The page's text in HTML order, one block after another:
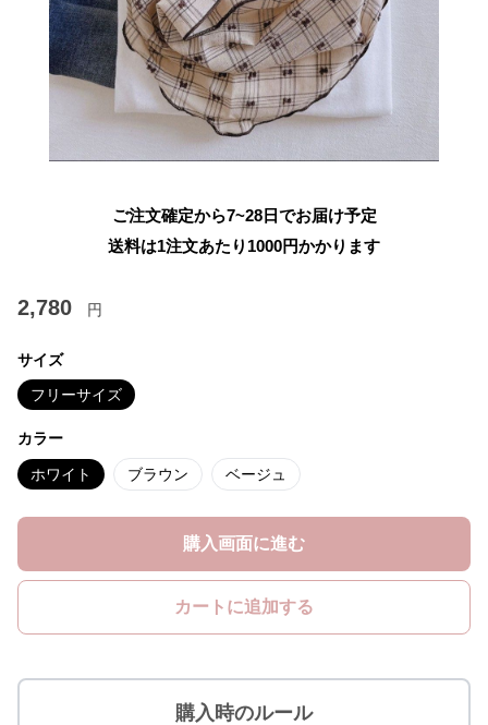
ご注文確定から7~28日でお届け予定
送料は1注文あたり 1000円かかります
2,780 円
サイズ
フリーサイズ
カラー
ホワイト ブラウン ベージュ
購入画面に進む
カートに追加する
購入時のルール